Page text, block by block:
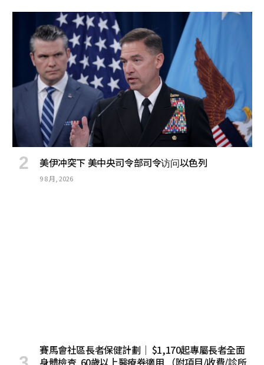
美伊冲突下 美中央司令部司令访问以色列
9 8 月, 2026
賽馬會社區長者保健計劃｜ $1,170起專屬長者全面
身體檢查 60歲以上醫療券適用 （附項目/收費/診所